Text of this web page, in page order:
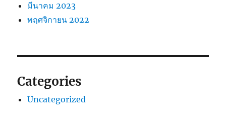
มีนาคม 2023
พฤศจิกายน 2022
Categories
Uncategorized